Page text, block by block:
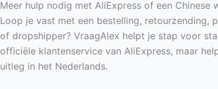
Meer hulp nodig met AliExpress of een Chinese
Loop je vast met een bestelling, retourzending,
of dropshipper? VraagAlex helpt je stap voor
officiële klantenservice van AliExpress, maar
uitleg in het Nederlands.